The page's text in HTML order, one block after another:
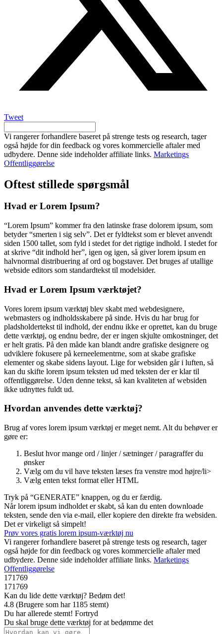
Tweet
Vi rangerer forhandlere baseret på strenge tests og research, tager
også højde for din feedback og vores kommercielle aftaler med
udbydere. Denne side indeholder affiliate links. Marketings
Offentliggørelse
Oftest stillede spørgsmål
Hvad er Lorem Ipsum?
“Lorem Ipsum” kommer fra den latinske frase dolorem ipsum, som
betyder “smerten i sig selv”. Det er fyldtekst som er blevet anvendt
siden 1500 tallet, som fyld i stedet for det rigtige indhold. I stedet for
at skrive “dit indhold her”, igen og igen, så giver lorem ipsum en
halvnormal distribuering af ord og bogstaver. Det bruges af utallige
webside editors som standardtekst til modelsider.
Hvad er Lorem Ipsum værktøjet?
Vores lorem ipsum værktøj blev skabt med webdesignere,
webmasters og indholdsskabere på sinde. Hvis du har brug for
pladsholdertekst til indhold, der endnu ikke er oprettet, kan du bruge
dette værktøj, og endnu bedre, der er ingen skjulte omkostninger, det
er helt gratis. På den måde kan blandt andre grafiske designere og
udviklere fokusere på kerneelementrne, som at skabe grafiske
elementer og skabe sidens layout. Lige for websiden går i luften, så
kan du skifte lorem ipsum teksten ud med teksten der er klar til
offentliggørelse. Uden denne tekst, så kan kvaliteten af websiden
ikke udnyttes fuldt ud.
Hvordan anvendes dette værktøj?
Brug af vores lorem ipsum værktøj er meget nemt. Alt du behøver er
gøre er:
Beslut hvor mange ord / linjer / sætninger / paragraffer du
ønsker
Vælg om du vil have teksten læses fra venstre mod højre/li>
Vælg enten tekst format eller HTML
Tryk på “GENERATE” knappen, og du er færdig.
Når lorem ipsum indholdet er skabt, så kan du enten downloade
teksten, sende den via e-mail, eller kopiere den direkte fra websiden.
Det er virkeligt så simpelt!
Prøv vores gratis lorem ipsum-værktøj nu
Vi rangerer forhandlere baseret på strenge tests og research, tager
også højde for din feedback og vores kommercielle aftaler med
udbydere. Denne side indeholder affiliate links. Marketings
Offentliggørelse
171769
171769
Kan du lide dette værktøj? Bedøm det!
4.8 (Brugere som har 1185 stemt)
Du har allerede stemt! Fortryd
Du skal bruge dette værktøj for at bedømme det